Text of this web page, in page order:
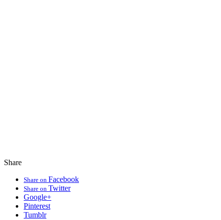
Share
Share on Facebook
Share on Twitter
Google+
Pinterest
Tumblr